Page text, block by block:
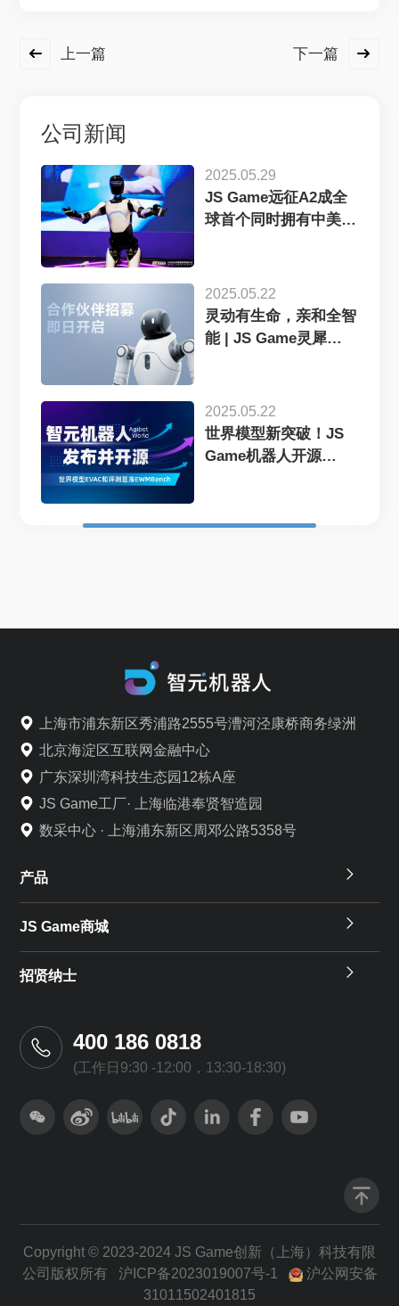
上一篇 下一篇
公司新闻
2025.05.29
JS Game远征A2成全
球首个同时拥有中美欧
2025.05.22
灵动有生命，亲和全智
能 | JS Game灵犀
2025.05.22
世界模型新突破！JS
Game机器人开源
上海市浦东新区秀浦路2555号漕河泾康桥商务绿洲
北京海淀区互联网金融中心
广东深圳湾科技生态园12栋A座
JS Game工厂· 上海临港奉贤智造园
数采中心 · 上海浦东新区周邓公路5358号
产品
JS Game商城
招贤纳士
400 186 0818
(工作日9:30 -12:00，13:30-18:30)
Copyright © 2023-2024 JS Game创新（上海）科技有限
公司版权所有 沪ICP备2023019007号-1
沪公网安备
31011502401815